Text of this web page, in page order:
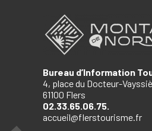
Bureau d’Information
4, place du Docteur-
61100 Flers
02.33.65.06.75.
accueil@flerstourisme.fr